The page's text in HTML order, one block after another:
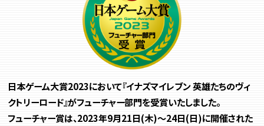
日本ゲーム大賞2023において『イナズマイレブン 英雄たちのヴィ
クトリーロード』がフューチャー部門を受賞いたしました。
フューチャー賞は、2023年9月21日(木)～24日(日)に開催された